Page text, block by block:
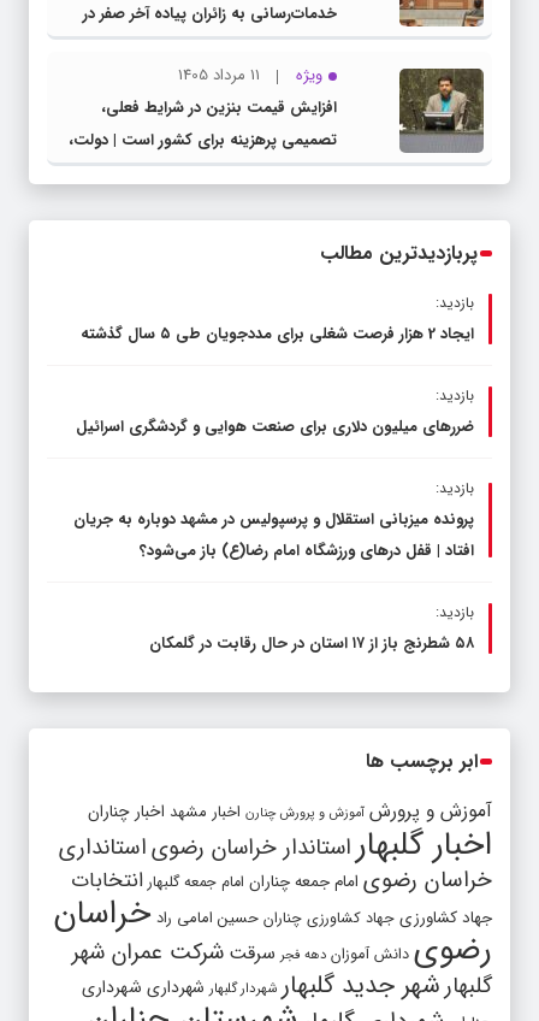
خدمات‌رسانی به زائران پیاده آخر صفر در
شهرستان چناران
ویژه
11 مرداد 1405
افزایش قیمت بنزین در شرایط فعلی،
تصمیمی پرهزینه برای کشور است | دولت،
قاچاق سوخت و عوامل اصلی ناترازی را
پربازدیدترین مطالب
بازدید:
ایجاد 2 هزار فرصت شغلی برای مددجویان طی ۵ سال گذشته
بازدید:
ضررهای میلیون دلاری برای صنعت هوایی و گردشگری اسرائیل
بازدید:
پرونده میزبانی استقلال و پرسپولیس در مشهد دوباره به جریان
افتاد | قفل در‌های ورزشگاه امام رضا(ع) باز می‌شود؟
بازدید:
۵۸ شطرنج‌ باز از ۱۷ استان در حال رقابت در گلمکان
ابر برچسب ها
آموزش و پرورش آموزش و پرورش چنارن اخبار مشهد اخبار چناران
اخبار گلبهار استاندار خراسان رضویاستانداری
خراسان رضوی امام جمعه چناران امام جمعه گلبهار انتخابات
جهاد کشاورزی جهاد کشاورزی چناران حسین امامی راد خراسان
رضوی دانش آموزان دهه فجر سرقت شرکت عمران شهر
گلبهارشهر جدید گلبهار شهردار گلبهار شهرداری شهرداری